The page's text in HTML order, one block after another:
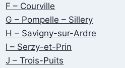
F – Courville
G – Pompelle – Sillery
H – Savigny-sur-Ardre
I – Serzy-et-Prin
J – Trois-Puits